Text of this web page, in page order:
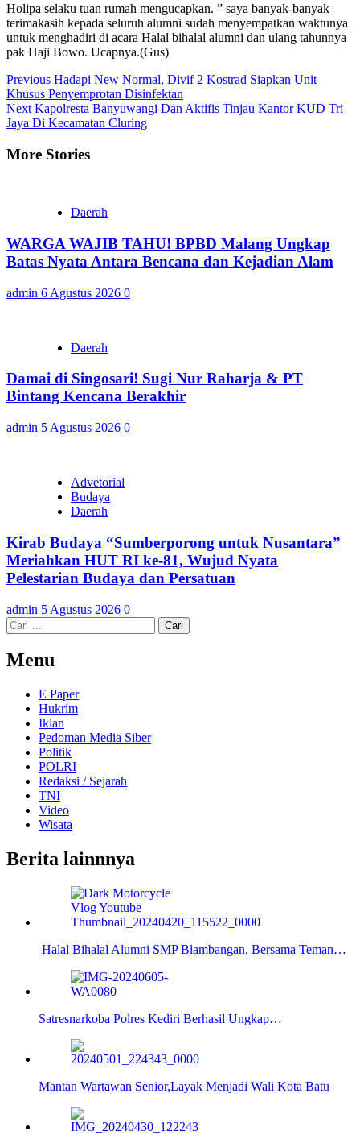
Holipa selaku tuan rumah mengucapkan. ” saya banyak-banyak
terimakasih kepada seluruh alumni sudah menyempatkan waktunya
untuk menghadiri di acara Halal bihalal alumni dan ulang tahunnya
pak Haji Bowo. Ucapnya.(Gus)
Continue
Reading
Previous Hadapi New Normal, Divif 2 Kostrad Siapkan Unit
Khusus Penyemprotan Disinfektan
Next Kapolresta Banyuwangi Dan Aktifis Tinjau Kantor KUD Tri
Jaya Di Kecamatan Cluring
More Stories
Daerah
WARGA WAJIB TAHU! BPBD Malang Ungkap
Batas Nyata Antara Bencana dan Kejadian Alam
admin 6 Agustus 2026 0
Daerah
Damai di Singosari! Sugi Nur Raharja & PT
Bintang Kencana Berakhir
admin 5 Agustus 2026 0
Advetorial
Budaya
Daerah
Kirab Budaya “Sumberporong untuk Nusantara”
Meriahkan HUT RI ke-81, Wujud Nyata
Pelestarian Budaya dan Persatuan
admin 5 Agustus 2026 0
Cari
untuk:
Menu
E Paper
Hukrim
Iklan
Pedoman Media Siber
Politik
POLRI
Redaksi / Sejarah
TNI
Video
Wisata
Berita lainnnya
Halal Bihalal Alumni SMP Blambangan, Bersama Teman…
Satresnarkoba Polres Kediri Berhasil Ungkap…
Mantan Wartawan Senior,Layak Menjadi Wali Kota Batu